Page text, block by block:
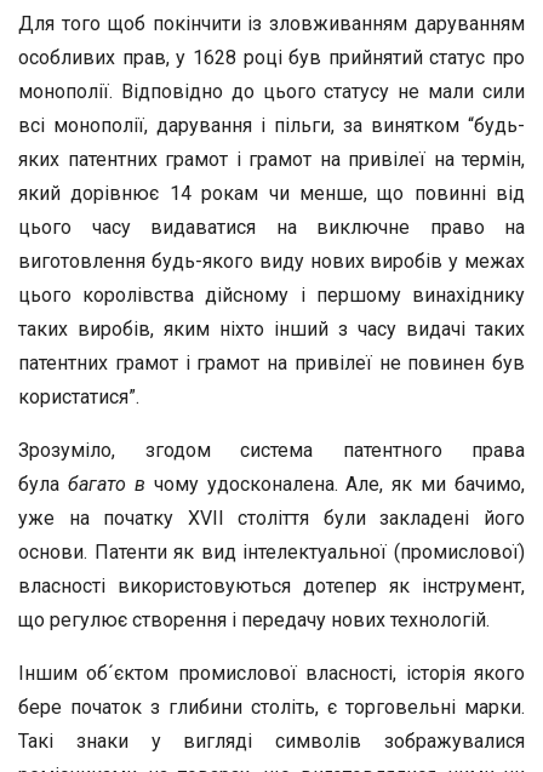
Для того щоб покінчити із зловживанням даруванням
особливих прав, у 1628 році був прийнятий статус про
монополії. Відповідно до цього статусу не мали сили
всі монополії, дарування і пільги, за винятком “будь-
яких патентних грамот і грамот на привілеї на термін,
який дорівнює 14 рокам чи менше, що повинні від
цього часу видаватися на виключне право на
виготовлення будь-якого виду нових виробів у межах
цього королівства дійсному і першому винахіднику
таких виробів, яким ніхто інший з часу видачі таких
патентних грамот і грамот на привілеї не повинен був
користатися”.
Зрозуміло, згодом система патентного права
була багато в чому удосконалена. Але, як ми бачимо,
уже на початку XVII століття були закладені його
основи. Патенти як вид інтелектуальної (промислової)
власності використовуються дотепер як інструмент,
що регулює створення і передачу нових технологій.
Іншим об´єктом промислової власності, історія якого
бере початок з глибини століть, є торговельні марки.
Такі знаки у вигляді символів зображувалися